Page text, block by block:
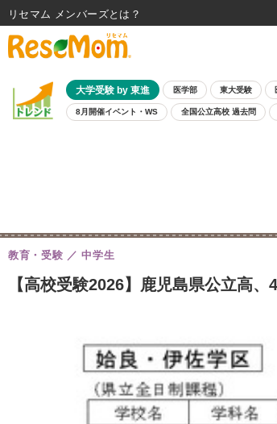
大学受験 by 東進 医学部 東大受験
8月開催イベント・WS 全国公立高校 過去問
【高校受験2026】鹿児島県公立高
教育・受験 中学生
リセマム メンバーズ